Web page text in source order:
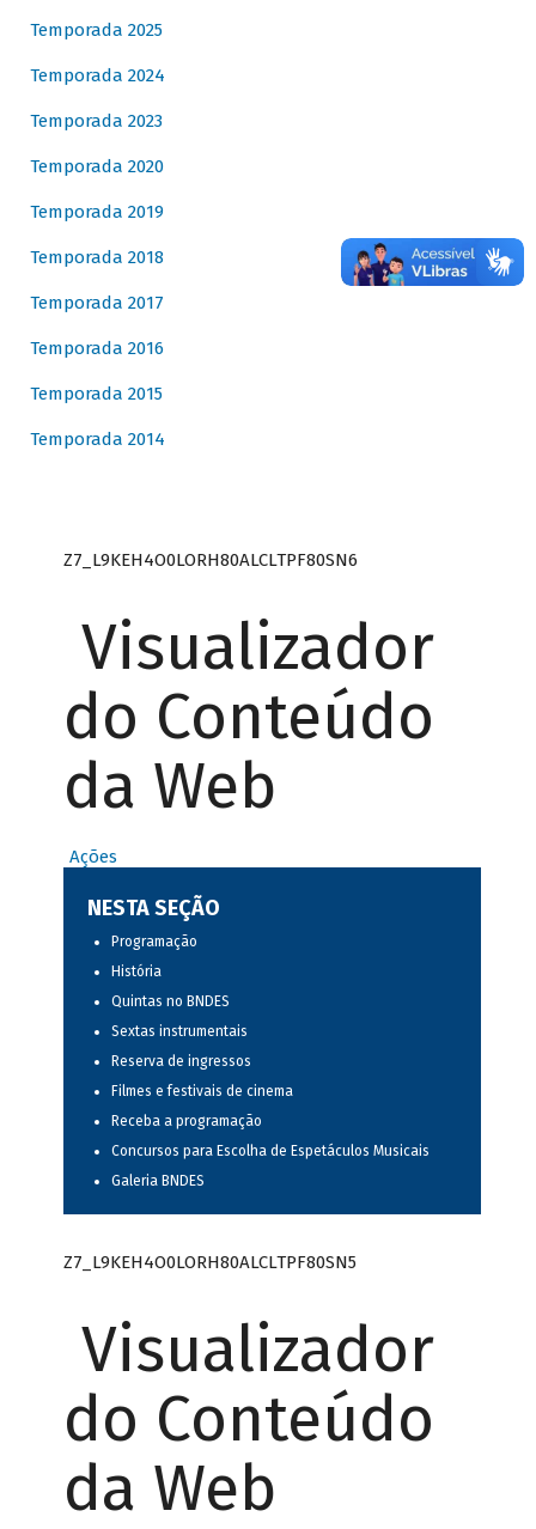
Temporada 2025
Temporada 2024
Temporada 2023
Temporada 2020
Temporada 2019
Temporada 2018
Temporada 2017
Temporada 2016
Temporada 2015
Temporada 2014
Z7_L9KEH4O0LORH80ALCLTPF80SN6
Visualizador
do Conteúdo
da Web
Ações
NESTA SEÇÃO
Programação
História
Quintas no BNDES
Sextas instrumentais
Reserva de ingressos
Filmes e festivais de cinema
Receba a programação
Concursos para Escolha de Espetáculos Musicais
Galeria BNDES
Z7_L9KEH4O0LORH80ALCLTPF80SN5
Visualizador
do Conteúdo
da Web